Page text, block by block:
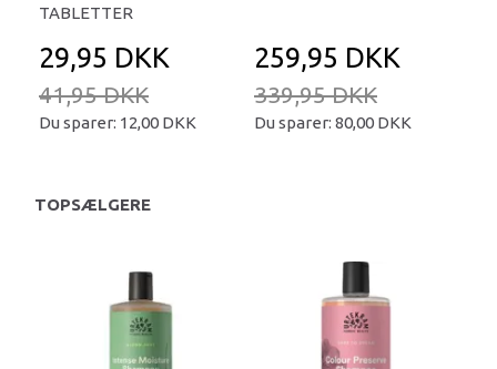
TABLETTER
29,95 DKK
41,95 DKK
Du sparer: 12,00 DKK
259,95 DKK
339,95 DKK
Du sparer: 80,00 DKK
TOPSÆLGERE